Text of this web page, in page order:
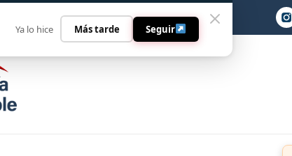
CONTACTO
Ya lo hice Más tarde Seguir